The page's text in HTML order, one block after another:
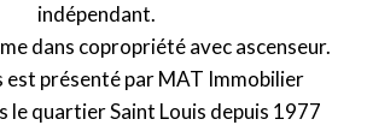
indépendant.
dans copropriété avec ascenseur.
est présenté par MAT Immobilier
le quartier Saint Louis depuis 1977